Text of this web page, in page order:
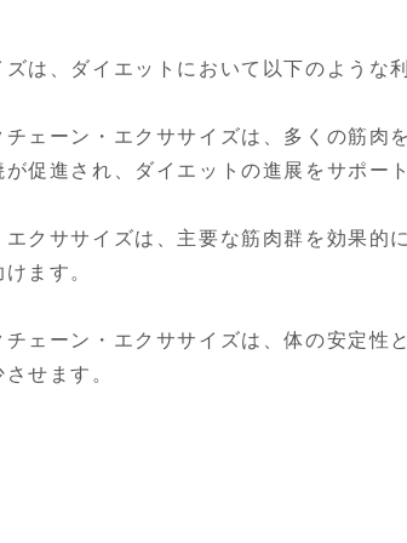
は、ダイエットにおいて以下のような
ェーン・エクササイズは、多くの筋肉
促進され、ダイエットの進展をサポー
クササイズは、主要な筋肉群を効果的
ます。
ェーン・エクササイズは、体の安定性
せます。